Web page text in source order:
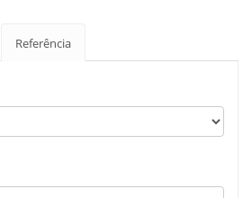
Referência